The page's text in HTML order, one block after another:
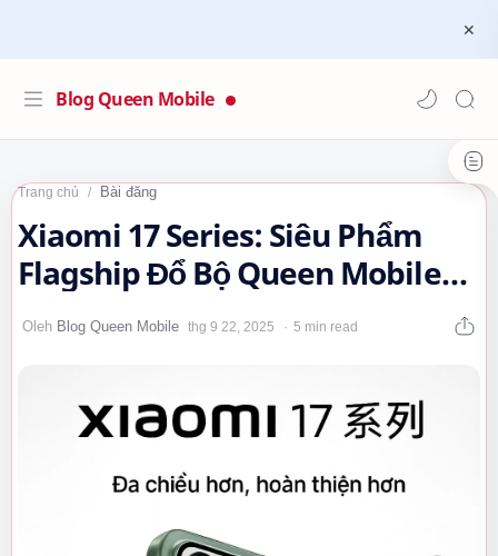
Blog Queen Mobile
Trang chủ Bài đăng
Xiaomi 17 Series: Siêu Phẩm
Flagship Đổ Bộ Queen Mobile
Vào 25/9…
5 min read